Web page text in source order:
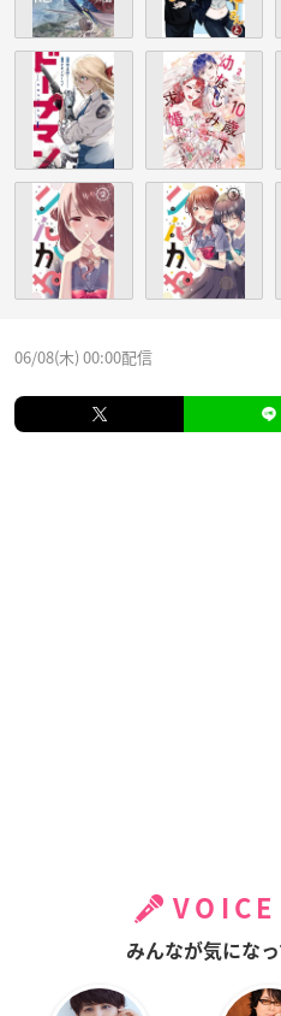
06/08(木) 00:00配信
VOICE
みんなが気にな